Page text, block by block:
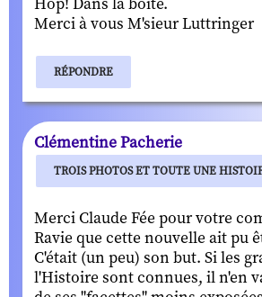
Hop! Dans la boîte.
Merci à vous M'sieur Luttringer
RÉPONDRE
Clémentine Pacherie
TROIS PHOTOS ET TOUTE UNE
Merci Claude Fée pour votre
Ravie que cette nouvelle ait pu
C'était (un peu) son but. Si les
l'Histoire sont connues, il n'en